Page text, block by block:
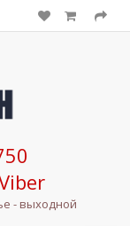
- выходной